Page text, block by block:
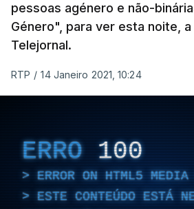
pessoas agénero e não-
Género", para ver esta noite,
Telejornal.
RTP / 14 Janeiro 2021, 10:24
ERRO 100
ERROR ON HTML5 MEDIA
ESTE CONTEÚDO ESTÁ